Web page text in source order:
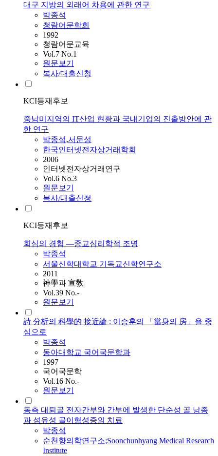
대구 지방의 외래어 차용에 관한 연구
박종석
청람어문학회
1992
청람어문교육
Vol.7 No.1
원문보기
복사/대출신청
KCI등재후보
중남미지역의 IT산업 현황과 국내기업의 진출방안에 관
한 연구
박종석,서문성
한국인터넷전자상거래학회
2006
인터넷전자상거래연구
Vol.6 No.3
원문보기
복사/대출신청
KCI등재후보
회심의 경험 ―종교심리학적 조명
박종석
서울신학대학교 기독교신학연구소
2011
神學과 宣敎
Vol.39 No.-
원문보기
詩 分析의 科學的 接近論 : 이승훈의 「當身의 房」을 중
심으로
박종석
동아대학교 국어국문학과
1997
국어국문학
Vol.16 No.-
원문보기
동측 대퇴골 전자간부와 간부에 발생한 단순성 골 낭종
과 섬유성 골이형성증의 치료
박종석
순천향의학연구소;Soonchunhyang Medical Research
Institute